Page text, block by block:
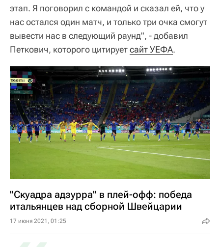
этап. Я поговорил с командой и сказал ей, что у
нас остался один матч, и только три очка смогут
вывести нас в следующий раунд", - добавил
Петкович, которого цитируетсайт УЕФА.
"Скуадра адзурра" в плей-офф: победа
итальянцев над сборной Швейцарии
17 июня 2021, 01:25